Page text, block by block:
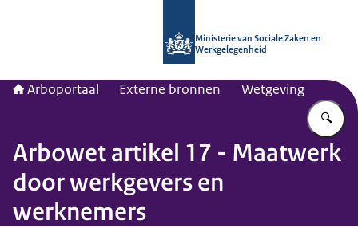
Ministerie van Sociale Zaken en
Werkgelegenheid
Arboportaal Externe bronnen Wetgeving
Arbowet artikel 17 - Maatwerk
door werkgevers en
werknemers